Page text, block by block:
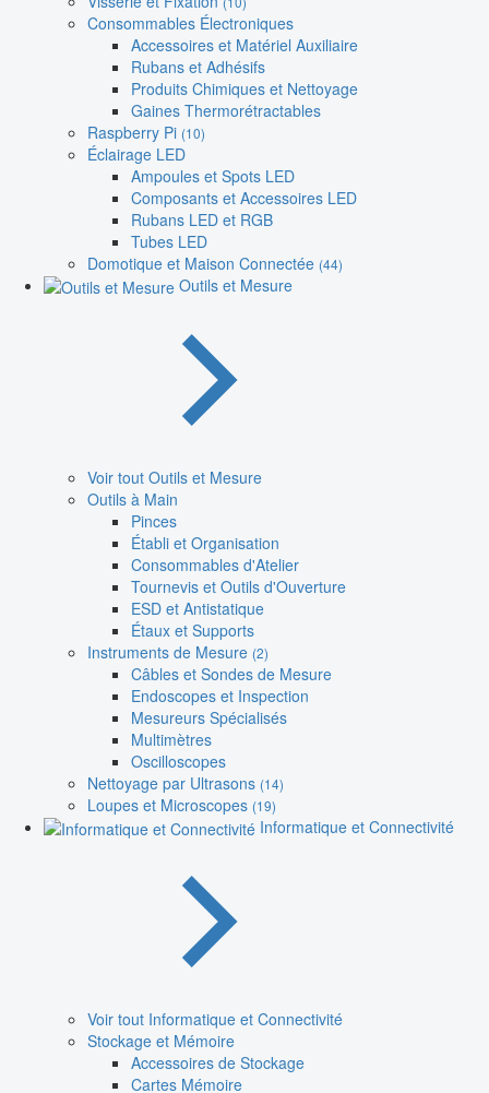
Consommables Électroniques
Accessoires et Matériel Auxiliaire
Rubans et Adhésifs
Produits Chimiques et Nettoyage
Gaines Thermorétractables
Raspberry Pi (10)
Éclairage LED
Ampoules et Spots LED
Composants et Accessoires LED
Rubans LED et RGB
Tubes LED
Domotique et Maison Connectée (44)
Outils et Mesure
Voir tout Outils et Mesure
Outils à Main
Pinces
Établi et Organisation
Consommables d'Atelier
Tournevis et Outils d'Ouverture
ESD et Antistatique
Étaux et Supports
Instruments de Mesure (2)
Câbles et Sondes de Mesure
Endoscopes et Inspection
Mesureurs Spécialisés
Multimètres
Oscilloscopes
Nettoyage par Ultrasons (14)
Loupes et Microscopes (19)
Informatique et Connectivité
Voir tout Informatique et Connectivité
Stockage et Mémoire
Accessoires de Stockage
Cartes Mémoire